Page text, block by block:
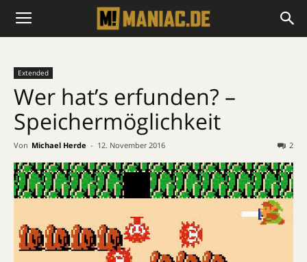
Extended
Wer hat’s erfunden? –
Speichermöglichkeit
Von Michael Herde - 12. November 2016 2